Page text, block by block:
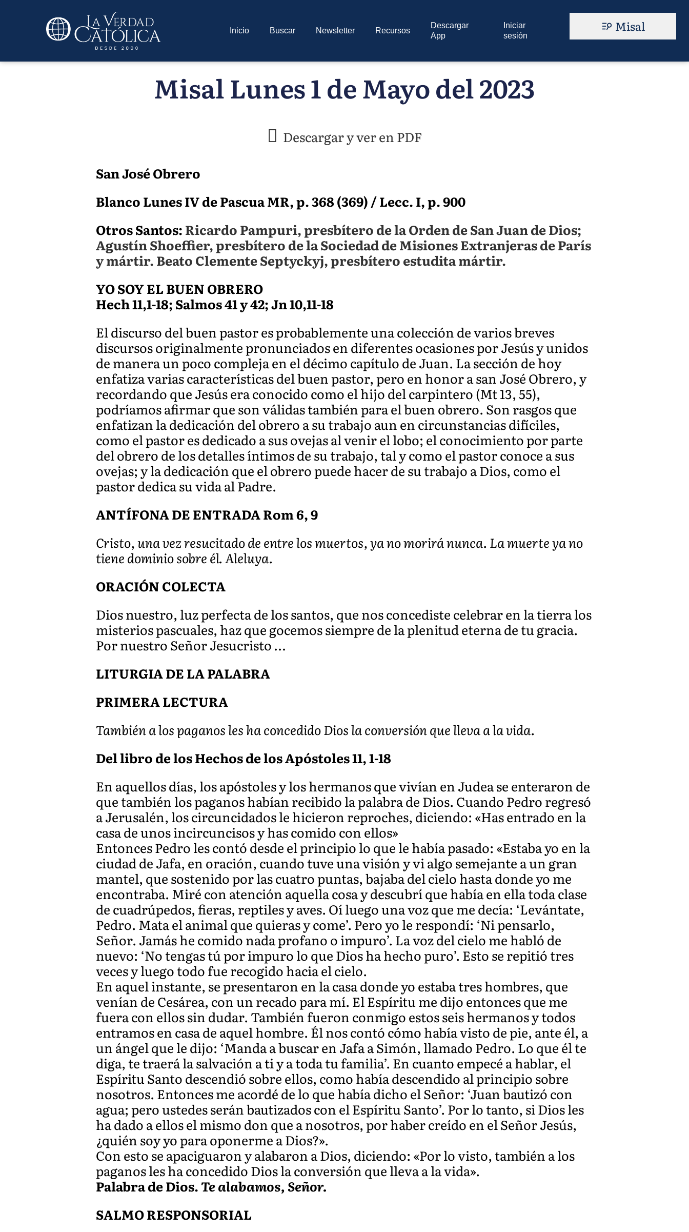
Inicio Buscar Newsletter Recursos
Descargar
App
Iniciar
sesión
Misal
Misal Lunes 1 de Mayo del 2023
Descargar y ver en PDF
San José Obrero
Blanco Lunes IV de Pascua MR, p. 368 (369) / Lecc. I, p. 900
Otros Santos:Ricardo Pampuri, presbítero de la Orden de San Juan de Dios;
Agustín Shoeffier, presbítero de la Sociedad de Misiones Extranjeras de París
y mártir. Beato Clemente Septyckyj, presbítero estudita mártir.
YO SOY EL BUEN OBRERO
Hech 11,1-18; Salmos 41 y 42; Jn 10,11-18
El discurso del buen pastor es probablemente una colección de varios breves
discursos originalmente pronunciados en diferentes ocasiones por Jesús y unidos
de manera un poco compleja en el décimo capítulo de Juan. La sección de hoy
enfatiza varias características del buen pastor, pero en honor a san José Obrero, y
recordando que Jesús era conocido como el hijo del carpintero (Mt 13, 55),
podríamos afirmar que son válidas también para el buen obrero. Son rasgos que
enfatizan la dedicación del obrero a su trabajo aun en circunstancias difíciles,
como el pastor es dedicado a sus ovejas al venir el lobo; el conocimiento por parte
del obrero de los detalles íntimos de su trabajo, tal y como el pastor conoce a sus
ovejas; y la dedicación que el obrero puede hacer de su trabajo a Dios, como el
pastor dedica su vida al Padre.
ANTÍFONA DE ENTRADA Rom 6, 9
Cristo, una vez resucitado de entre los muertos, ya no morirá nunca. La muerte ya no
tiene dominio sobre él. Aleluya.
ORACIÓN COLECTA
Dios nuestro, luz perfecta de los santos, que nos concediste celebrar en la tierra los
misterios pascuales, haz que gocemos siempre de la plenitud eterna de tu gracia.
Por nuestro Señor Jesucristo …
LITURGIA DE LA PALABRA
PRIMERA LECTURA
También a los paganos les ha concedido Dios la conversión que lleva a la vida.
Del libro de los Hechos de los Apóstoles 11, 1-18
En aquellos días, los apóstoles y los hermanos que vivían en Judea se enteraron de
que también los paganos habían recibido la palabra de Dios. Cuando Pedro regresó
a Jerusalén, los circuncidados le hicieron reproches, diciendo: «Has entrado en la
casa de unos incircuncisos y has comido con ellos»
Entonces Pedro les contó desde el principio lo que le había pasado: «Estaba yo en la
ciudad de Jafa, en oración, cuando tuve una visión y vi algo semejante a un gran
mantel, que sostenido por las cuatro puntas, bajaba del cielo hasta donde yo me
encontraba. Miré con atención aquella cosa y descubrí que había en ella toda clase
de cuadrúpedos, fieras, reptiles y aves. Oí luego una voz que me decía: ‘Levántate,
Pedro. Mata el animal que quieras y come’. Pero yo le respondí: ‘Ni pensarlo,
Señor. Jamás he comido nada profano o impuro’. La voz del cielo me habló de
nuevo: ‘No tengas tú por impuro lo que Dios ha hecho puro’. Esto se repitió tres
veces y luego todo fue recogido hacia el cielo.
En aquel instante, se presentaron en la casa donde yo estaba tres hombres, que
venían de Cesárea, con un recado para mí. El Espíritu me dijo entonces que me
fuera con ellos sin dudar. También fueron conmigo estos seis hermanos y todos
entramos en casa de aquel hombre. Él nos contó cómo había visto de pie, ante él, a
un ángel que le dijo: ‘Manda a buscar en Jafa a Simón, llamado Pedro. Lo que él te
diga, te traerá la salvación a ti y a toda tu familia’. En cuanto empecé a hablar, el
Espíritu Santo descendió sobre ellos, como había descendido al principio sobre
nosotros. Entonces me acordé de lo que había dicho el Señor: ‘Juan bautizó con
agua; pero ustedes serán bautizados con el Espíritu Santo’. Por lo tanto, si Dios les
ha dado a ellos el mismo don que a nosotros, por haber creído en el Señor Jesús,
¿quién soy yo para oponerme a Dios?».
Con esto se apaciguaron y alabaron a Dios, diciendo: «Por lo visto, también a los
paganos les ha concedido Dios la conversión que lleva a la vida».
Palabra de Dios.Te alabamos, Señor.
SALMO RESPONSORIAL